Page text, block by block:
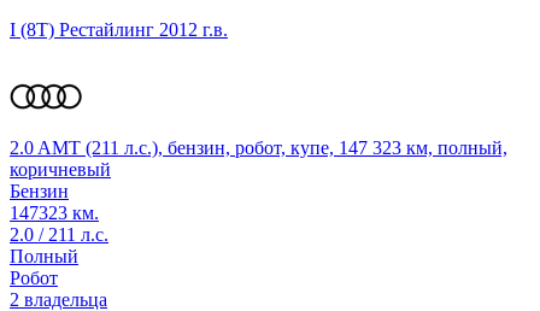
I (8T) Рестайлинг 2012 г.в.
2.0 AMT (211 л.с.), бензин, робот, купе, 147 323 км, полный,
коричневый
Бензин
147323 км.
2.0 / 211 л.с.
Полный
Робот
2 владельца